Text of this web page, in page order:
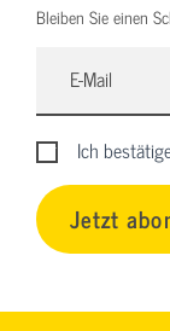
Bleiben Sie einen
Ich
Jetzt